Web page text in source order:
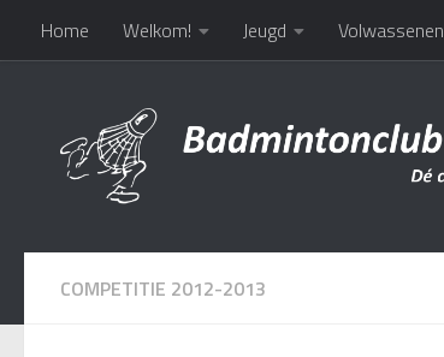
Doorgaan naar inhoud
Home Welkom! Jeugd Volwassenen
COMPETITIE 2012-2013